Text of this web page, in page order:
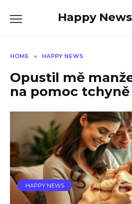
Happy
HOME » HAPPY NEWS
Opustil mě
na pomoc tchyně
HAPPY NEWS